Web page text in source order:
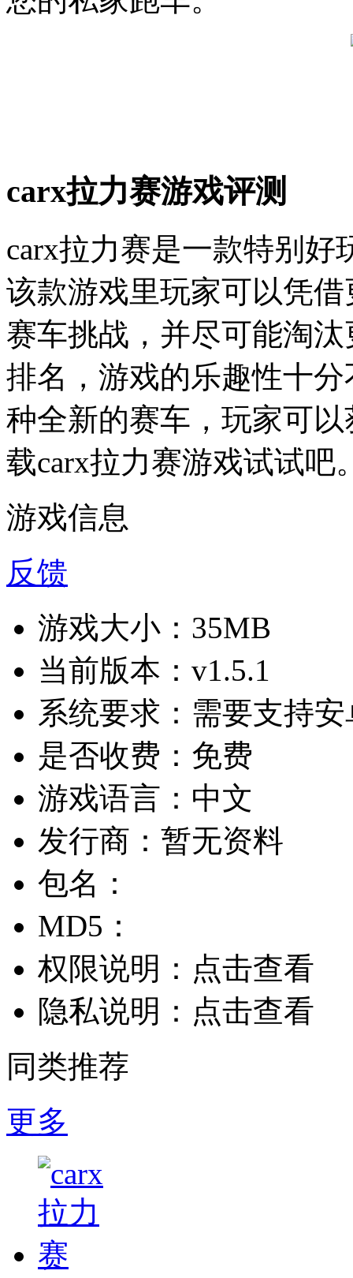
carx拉力赛游戏评测
carx拉力赛是一款特别
该款游戏里玩家可以凭
赛车挑战，并尽可能淘
排名，游戏的乐趣性十
种全新的赛车，玩家可
载carx拉力赛游戏试试吧
游戏信息
反馈
游戏大小： 35MB
当前版本： v1.5.1
系统要求： 需要支持
是否收费： 免费
游戏语言： 中文
发行商： 暂无资料
包名：
MD5：
权限说明： 点击查看
隐私说明： 点击查看
同类推荐
更多